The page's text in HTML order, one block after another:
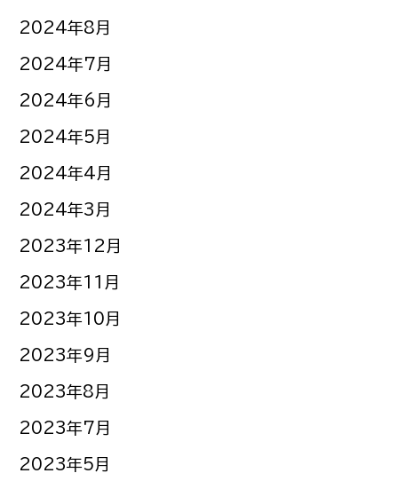
2024年8月
2024年7月
2024年6月
2024年5月
2024年4月
2024年3月
2023年12月
2023年11月
2023年10月
2023年9月
2023年8月
2023年7月
2023年5月